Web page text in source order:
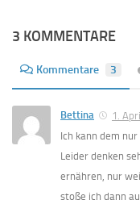
3 KOMMENTARE
Kommentare 3
Bettina
1.
Ich kann dem
Leider denken
ernähren, nur
stoße ich dann